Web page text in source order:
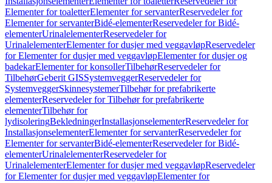
Elementer for toaletterElementer for servanterReservedeler for
Elementer for servanterBidé-elementerReservedeler for Bidé-
elementerUrinalelementerReservedeler for
UrinalelementerElementer for dusjer med veggavløpReservedeler
for Elementer for dusjer med veggavløpElementer for dusjer og
badekarElementer for konsollerTilbehørReservedeler for
TilbehørGeberit GISSystemveggerReservedeler for
SystemveggerSkinnesystemerTilbehør for prefabrikerte
elementerReservedeler for Tilbehør for prefabrikerte
elementerTilbehør for
lydisoleringBekledningerInstallasjonselementerReservedeler for
InstallasjonselementerElementer for servanterReservedeler for
Elementer for servanterBidé-elementerReservedeler for Bidé-
elementerUrinalelementerReservedeler for
UrinalelementerElementer for dusjer med veggavløpReservedeler
for Elementer for dusjer med veggavløpElementer for